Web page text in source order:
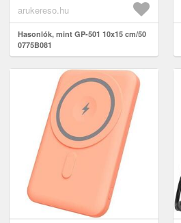
kérj gyo...
arukereso.hu
Hasonlók, mint GP-501 10x15 cm/50
0775B081